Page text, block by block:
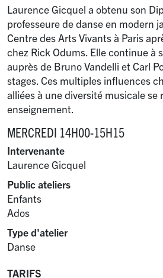
Laurence Gicquel a obtenu son
professeure de danse en modern
Centre des Arts Vivants à Paris
chez Rick Odums. Elle continue à
auprès de Bruno Vandelli et Carl
stages. Ces multiples influences
alliées à une diversité musicale se
enseignement.
MERCREDI 14H00-15H15
Intervenante
Laurence Gicquel
Public ateliers
Enfants
Ados
Type d'atelier
Danse
TARIFS